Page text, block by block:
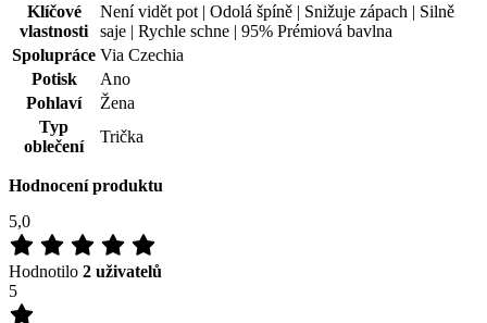
Klíčové
vlastnosti
Není vidět pot | Odolá špíně | Snižuje zápach | Silně
saje | Rychle schne | 95% Prémiová bavlna
Spolupráce Via Czechia
Potisk
Ano
Pohlaví
Žena
Typ
oblečení
Trička
Hodnocení produktu
5,0
Hodnotilo 2 uživatelů
5